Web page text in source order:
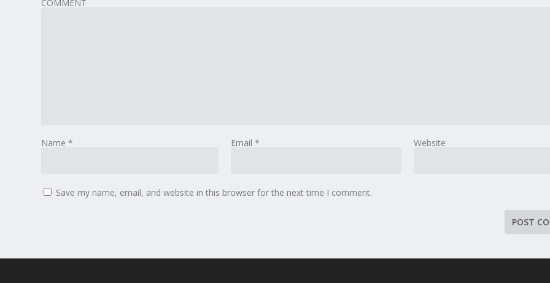
COMMENT
Name* Email * Website
Save my name, email, and website in this browser for the next time I comment.